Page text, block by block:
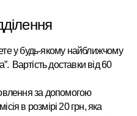
у будь-якому найближчому
. Вартість доставки від 60
за допомогою
в розмірі 20 грн, яка